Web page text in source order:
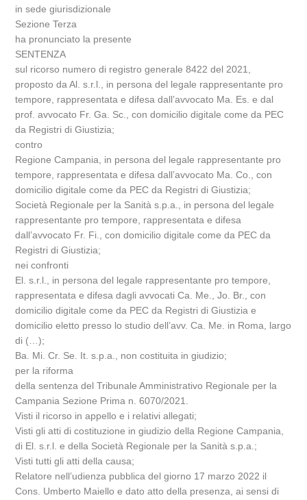
in sede giurisdizionale
Sezione Terza
ha pronunciato la presente
SENTENZA
sul ricorso numero di registro generale 8422 del 2021,
proposto da Al. s.r.l., in persona del legale rappresentante pro
tempore, rappresentata e difesa dall’avvocato Ma. Es. e dal
prof. avvocato Fr. Ga. Sc., con domicilio digitale come da PEC
da Registri di Giustizia;
contro
Regione Campania, in persona del legale rappresentante pro
tempore, rappresentata e difesa dall’avvocato Ma. Co., con
domicilio digitale come da PEC da Registri di Giustizia;
Società Regionale per la Sanità s.p.a., in persona del legale
rappresentante pro tempore, rappresentata e difesa
dall’avvocato Fr. Fi., con domicilio digitale come da PEC da
Registri di Giustizia;
nei confronti
El. s.r.l., in persona del legale rappresentante pro tempore,
rappresentata e difesa dagli avvocati Ca. Me., Jo. Br., con
domicilio digitale come da PEC da Registri di Giustizia e
domicilio eletto presso lo studio dell’avv. Ca. Me. in Roma, largo
di (…);
Ba. Mi. Cr. Se. It. s.p.a., non costituita in giudizio;
per la riforma
della sentenza del Tribunale Amministrativo Regionale per la
Campania Sezione Prima n. 6070/2021.
Visti il ricorso in appello e i relativi allegati;
Visti gli atti di costituzione in giudizio della Regione Campania,
di El. s.r.l. e della Società Regionale per la Sanità s.p.a.;
Visti tutti gli atti della causa;
Relatore nell’udienza pubblica del giorno 17 marzo 2022 il
Cons. Umberto Maiello e dato atto della presenza, ai sensi di